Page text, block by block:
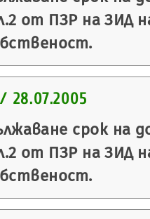
от ПЗР на ЗИД
28.07.2005
срок на
от ПЗР на ЗИД